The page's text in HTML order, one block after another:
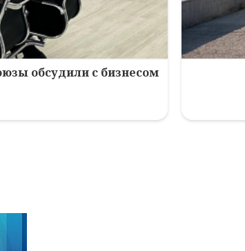
обсудили с бизнесом